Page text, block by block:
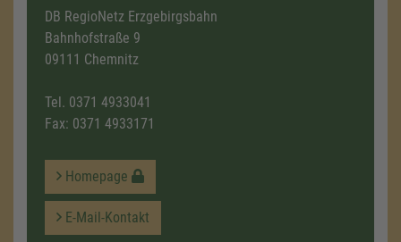
DB RegioNetz Erzgebirgsbahn
Bahnhofstraße 9
09111 Chemnitz
Tel. 0371 4933041
Fax: 0371 4933171
Homepage
E-Mail-Kontakt